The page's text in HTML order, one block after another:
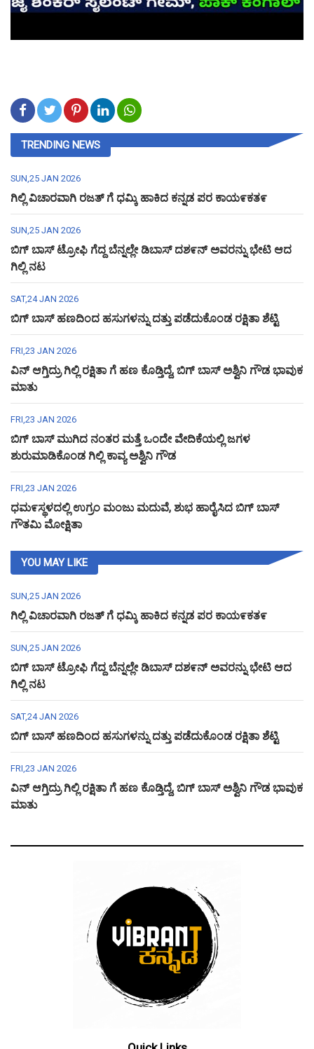
TRENDING NEWS
SUN,25 JAN 2026
ಗಿಲ್ಲಿ ವಿಚಾರವಾಗಿ ರಜತ್ ಗೆ ಧಮ್ಕಿ ಹಾಕಿದ ಕನ್ನಡ ಪರ ಕಾಯ೯ಕತ೯
SUN,25 JAN 2026
ಬಿಗ್ ಬಾಸ್ ಟ್ರೋಫಿ ಗೆದ್ದ ಬೆನ್ನಲ್ಲೇ ಡಿಬಾಸ್ ದಶ೯ನ್ ಅವರನ್ನು ಭೇಟಿ ಆದ
ಗಿಲ್ಲಿ ನಟ
SAT,24 JAN 2026
ಬಿಗ್ ಬಾಸ್ ಹಣದಿಂದ ಹಸುಗಳನ್ನು ದತ್ತು ಪಡೆದುಕೊಂಡ ರಕ್ಷಿತಾ ಶೆಟ್ಟಿ
FRI,23 JAN 2026
ವಿನ್ ಆಗ್ತಿದ್ರು ಗಿಲ್ಲಿ ರಕ್ಷಿತಾ ಗೆ ಹಣ ಕೊಡ್ತಿದ್ದೆ, ಬಿಗ್ ಬಾಸ್ ಅಶ್ವಿನಿ ಗೌಡ ಭಾವುಕ
ಮಾತು
FRI,23 JAN 2026
ಬಿಗ್ ಬಾಸ್ ಮುಗಿದ ನಂತರ ಮತ್ತೆ ಒಂದೇ ವೇದಿಕೆಯಲ್ಲಿ ಜಗಳ
ಶುರುಮಾಡಿಕೊಂಡ ಗಿಲ್ಲಿ ಕಾವ್ಯ ಅಶ್ವಿನಿ ಗೌಡ
FRI,23 JAN 2026
ಧಮ೯ಸ್ಥಳದಲ್ಲಿ ಉಗ್ರಂ ಮಂಜು ಮದುವೆ, ಶುಭ ಹಾರೈಸಿದ ಬಿಗ್ ಬಾಸ್
ಗೌತಮಿ ಮೋಕ್ಷಿತಾ
YOU MAY LIKE
SUN,25 JAN 2026
ಗಿಲ್ಲಿ ವಿಚಾರವಾಗಿ ರಜತ್ ಗೆ ಧಮ್ಕಿ ಹಾಕಿದ ಕನ್ನಡ ಪರ ಕಾಯ೯ಕತ೯
SUN,25 JAN 2026
ಬಿಗ್ ಬಾಸ್ ಟ್ರೋಫಿ ಗೆದ್ದ ಬೆನ್ನಲ್ಲೇ ಡಿಬಾಸ್ ದಶ೯ನ್ ಅವರನ್ನು ಭೇಟಿ ಆದ
ಗಿಲ್ಲಿ ನಟ
SAT,24 JAN 2026
ಬಿಗ್ ಬಾಸ್ ಹಣದಿಂದ ಹಸುಗಳನ್ನು ದತ್ತು ಪಡೆದುಕೊಂಡ ರಕ್ಷಿತಾ ಶೆಟ್ಟಿ
FRI,23 JAN 2026
ವಿನ್ ಆಗ್ತಿದ್ರು ಗಿಲ್ಲಿ ರಕ್ಷಿತಾ ಗೆ ಹಣ ಕೊಡ್ತಿದ್ದೆ, ಬಿಗ್ ಬಾಸ್ ಅಶ್ವಿನಿ ಗೌಡ ಭಾವುಕ
ಮಾತು